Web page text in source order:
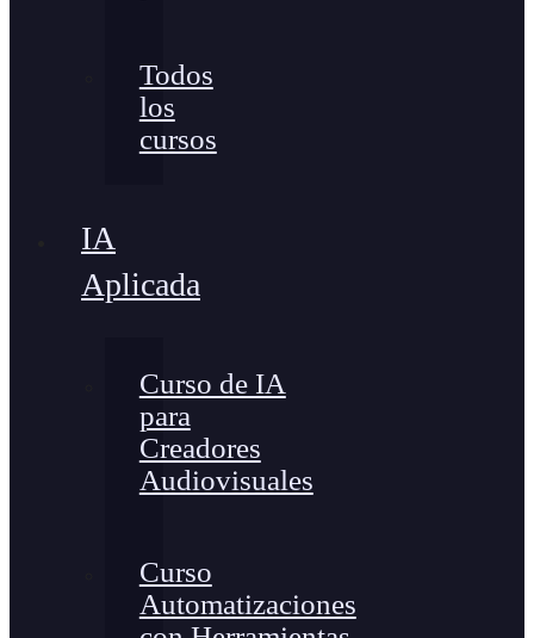
Todos
los
cursos
IA
Aplicada
Curso de IA
para
Creadores
Audiovisuales
Curso
Automatizaciones